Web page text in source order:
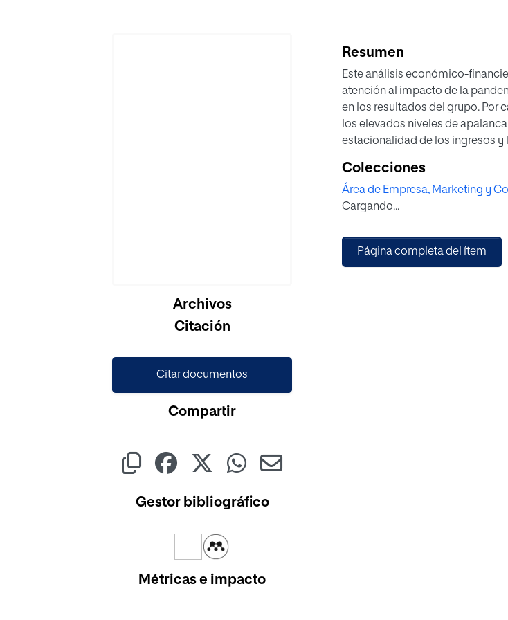
Archivos
Citación
Citar documentos
Compartir
Gestor bibliográfico
Métricas e impacto
Resumen
Este análisis económico-
atención al impacto de la
en los resultados del grupo. Por
los elevados niveles de
estacionalidad de los ingresos y
efectivo. A continuación, se
grupo junto con un plan de
previsionales y un cuadro de
Colecciones
Área de Empresa, Marketing y
Cargando...
Página completa del ítem